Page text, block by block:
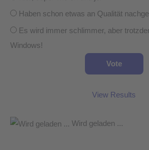
Haben schon etwas an Qualität
Es wird immer schlimmer, aber
Windows!
View Results
Wird geladen ...